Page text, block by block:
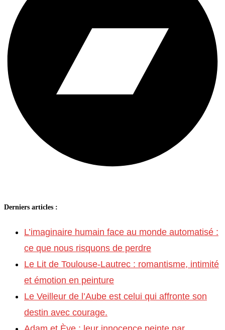
Derniers articles :
L’imaginaire humain face au monde automatisé :
ce que nous risquons de perdre
Le Lit de Toulouse-Lautrec : romantisme, intimité
et émotion en peinture
Le Veilleur de l’Aube est celui qui affronte son
destin avec courage.